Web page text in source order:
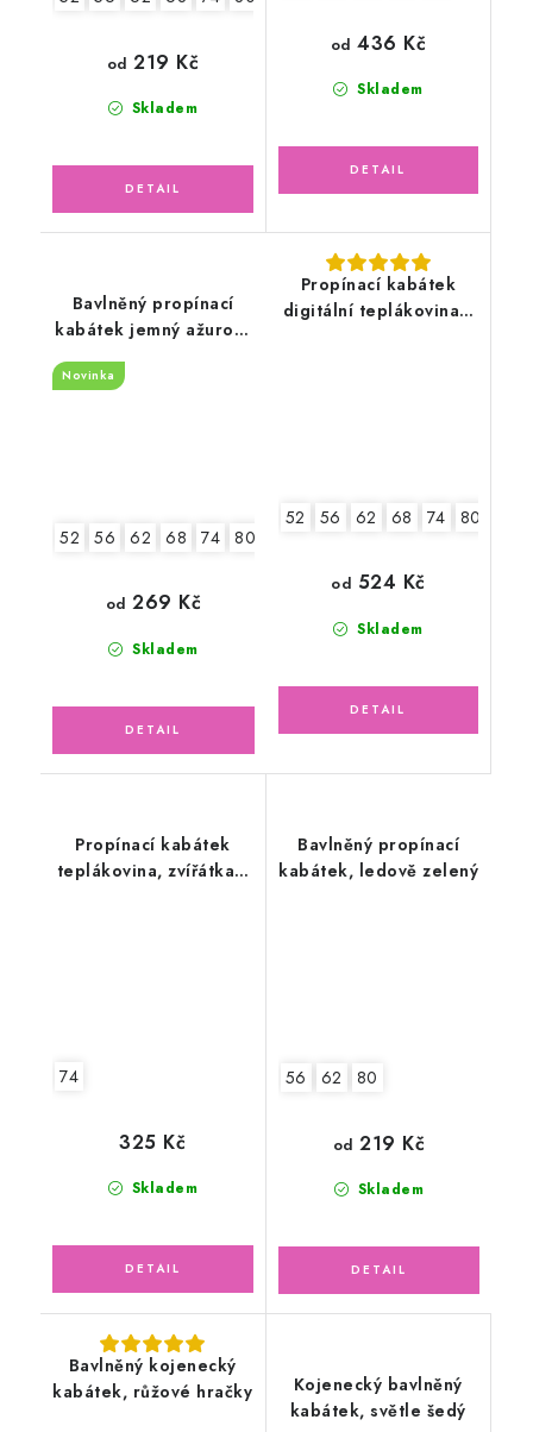
Skladem
od 219 Kč
Skladem
od 436 Kč
Bavlněný propínací
kabátek jemný ažurový
vzor, zelený mojito
Novinka
52 56 62 68 74 80
Skladem
od 269 Kč
Propínací kabátek
digitální teplákovina s
52 56 62 68 74 80
Skladem
od 524 Kč
Propínací kabátek
teplákovina, zvířátka s
74
Skladem
325 Kč
Bavlněný propínací
kabátek, ledově zelený
56 62 80
Skladem
od 219 Kč
Bavlněný kojenecký
kabátek, růžové hračky
Kojenecký bavlněný
kabátek, světle šedý